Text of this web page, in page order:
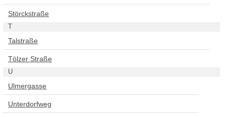
Störckstraße
T
Talstraße
Tölzer Straße
U
Ulmergasse
Unterdorfweg